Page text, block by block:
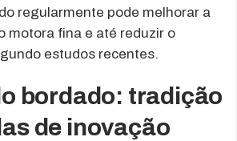
regularmente pode melhorar a
motora fina e até reduzir o
estudos recentes.
bordado: tradição
de inovação